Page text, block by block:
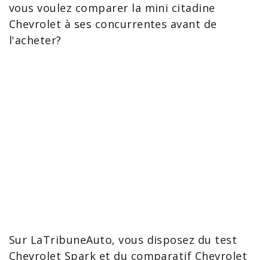
vous voulez comparer la mini citadine
Chevrolet à ses concurrentes avant de
l'acheter?
Sur LaTribuneAuto, vous disposez du test
Chevrolet Spark et du comparatif Chevrolet